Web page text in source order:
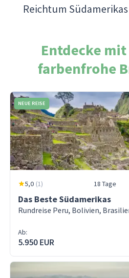
Reichtum
Entdecke mit
farbenfrohe
NEUE REISE
5,0 (1) 18 Tage
Das Beste Südamerikas
Rundreise Peru, Bolivien,
Ab:
5.950 EUR